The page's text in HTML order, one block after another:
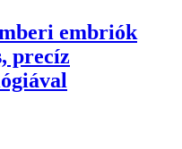
embriók
precíz